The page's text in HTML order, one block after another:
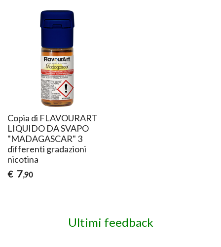
Copia di FLAVOURART
LIQUIDO DA SVAPO
"MADAGASCAR" 3
differenti gradazioni
nicotina
€ 7,90
Ultimi feedback